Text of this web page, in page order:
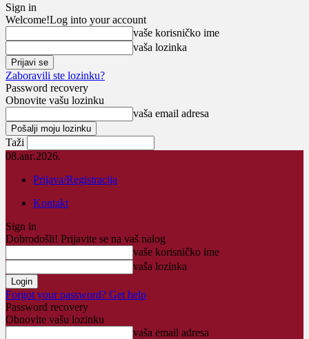
Sign in
Welcome!Log into your account
vaše korisničko ime
vaša lozinka
Zaboravili ste lozinku?
Password recovery
Obnovite vašu lozinku
vaša email adresa
Taži
08.авг.2026.
Prijava/Registracija
Kontakt
Sign in
Dobrodošli! Prijavite se na vaš nalog
vaše korisničko ime
vaša lozinka
Forgot your password? Get help
Password recovery
Obnovite vašu lozinku
vaša email adresa